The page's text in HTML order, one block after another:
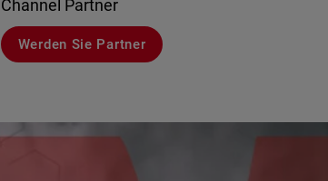
Channel Partner
Werden Sie Partner